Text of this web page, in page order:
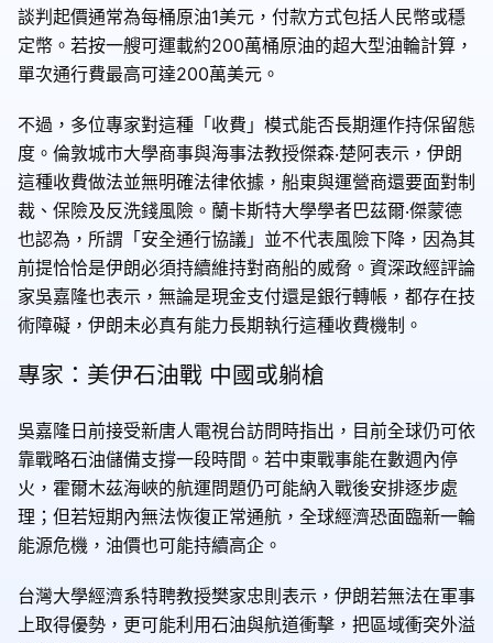
談判起價通常為每桶原油1美元，付款方式包括人民幣或穩
定幣。若按一艘可運載約200萬桶原油的超大型油輪計算，
單次通行費最高可達200萬美元。
不過，多位專家對這種「收費」模式能否長期運作持保留態
度。倫敦城市大學商事與海事法教授傑森‧楚阿表示，伊朗
這種收費做法並無明確法律依據，船東與運營商還要面對制
裁、保險及反洗錢風險。蘭卡斯特大學學者巴茲爾‧傑蒙德
也認為，所謂「安全通行協議」並不代表風險下降，因為其
前提恰恰是伊朗必須持續維持對商船的威脅。資深政經評論
家吳嘉隆也表示，無論是現金支付還是銀行轉帳，都存在技
術障礙，伊朗未必真有能力長期執行這種收費機制。
專家：美伊石油戰 中國或躺槍
吳嘉隆日前接受新唐人電視台訪問時指出，目前全球仍可依
靠戰略石油儲備支撐一段時間。若中東戰事能在數週內停
火，霍爾木茲海峽的航運問題仍可能納入戰後安排逐步處
理；但若短期內無法恢復正常通航，全球經濟恐面臨新一輪
能源危機，油價也可能持續高企。
台灣大學經濟系特聘教授樊家忠則表示，伊朗若無法在軍事
上取得優勢，更可能利用石油與航道衝擊，把區域衝突外溢